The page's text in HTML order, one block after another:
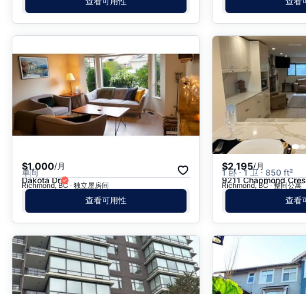
$1,000/月
单间
Dakota Dr
Richmond, BC · 独立屋房间
查看可用性
$2,195/月
1 卧 · 1 卫 · 850 ft²
9211 Chapmond
Richmond, BC · 整间公寓
查看